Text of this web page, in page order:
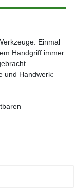
Einmal
Handgriff immer
und Handwerk: